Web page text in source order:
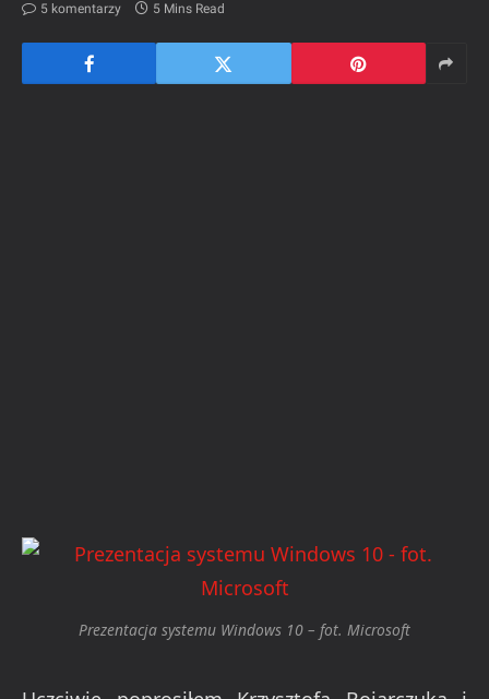
5 komentarzy
5 Mins Read
Prezentacja systemu Windows 10 – fot. Microsoft